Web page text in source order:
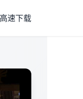
高速下载